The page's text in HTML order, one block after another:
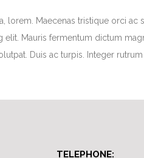
Maecenas tristique orci
Mauris fermentum dictum
Duis ac turpis. Integer rutrum
TELEPHONE: